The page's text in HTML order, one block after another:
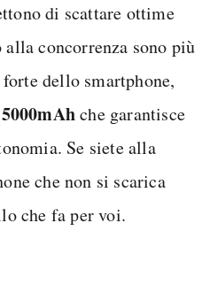
di scattare ottime
concorrenza sono più
dello smartphone,
che garantisce
Se siete alla
che non si scarica
che fa per voi.